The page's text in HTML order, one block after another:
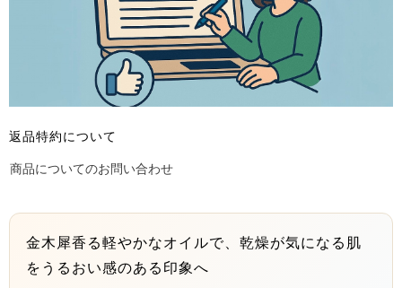
返品特約について
商品についてのお問い合わせ
金木犀香る軽やかなオイルで、乾燥が気になる肌
をうるおい感のある印象へ